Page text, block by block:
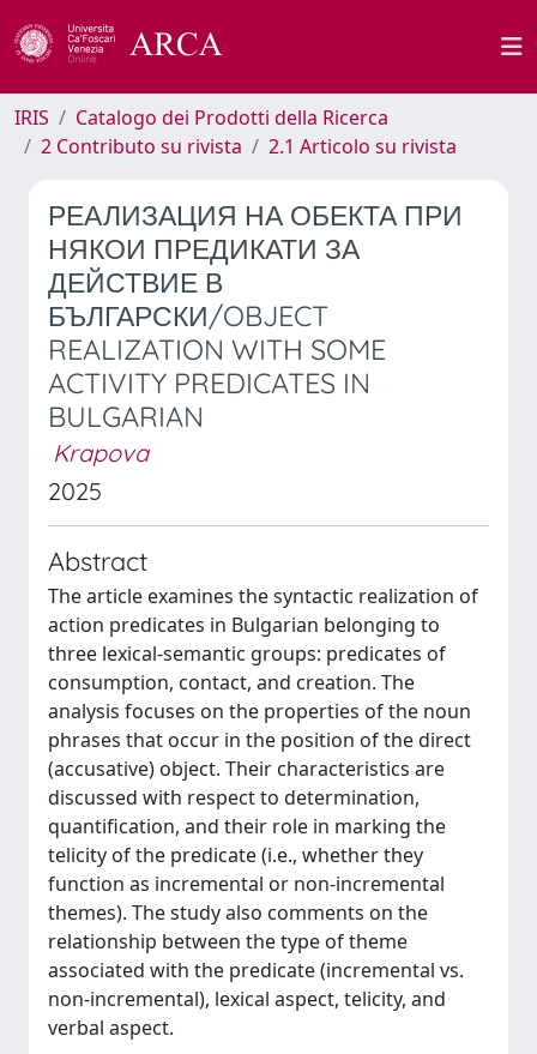
IRIS
Catalogo dei Prodotti della Ricerca
2 Contributo su rivista
2.1 Articolo su rivista
РЕАЛИЗАЦИЯ НА ОБЕКТА ПРИ
НЯКОИ ПРЕДИКАТИ ЗА
ДЕЙСТВИЕ В
БЪЛГАРСКИ/OBJECT
REALIZATION WITH SOME
ACTIVITY PREDICATES IN
BULGARIAN
Krapova
2025
Abstract
The article examines the syntactic realization of
action predicates in Bulgarian belonging to
three lexical-semantic groups: predicates of
consumption, contact, and creation. The
analysis focuses on the properties of the noun
phrases that occur in the position of the direct
(accusative) object. Their characteristics are
discussed with respect to determination,
quantification, and their role in marking the
telicity of the predicate (i.e., whether they
function as incremental or non-incremental
themes). The study also comments on the
relationship between the type of theme
associated with the predicate (incremental vs.
non-incremental), lexical aspect, telicity, and
verbal aspect.